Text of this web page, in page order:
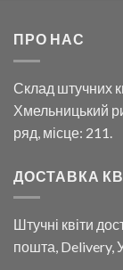
ПРО НАС
Склад штучних
Хмельницький
ряд, місце: 211.
ДОСТАВКА
Штучні квіти
пошта, Delivery,